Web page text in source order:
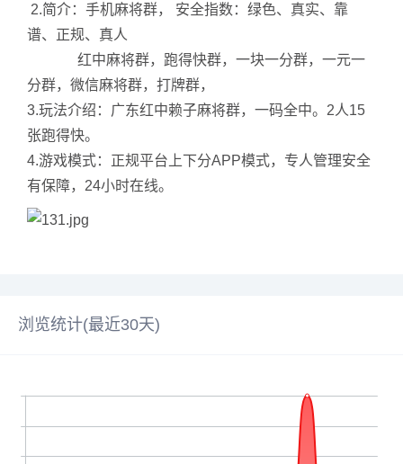
2.简介：手机麻将群， 安全指数：绿色、真实、靠
谱、正规、真人
红中麻将群，跑得快群，一块一分群，一元一
分群，微信麻将群，打牌群，
3.玩法介绍：广东红中赖子麻将群，一码全中。2人15
张跑得快。
4.游戏模式：正规平台上下分APP模式，专人管理安全
有保障，24小时在线。
浏览统计(最近30天)